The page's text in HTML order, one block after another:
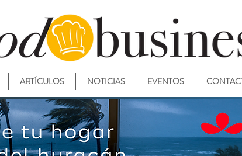
ARTÍCULOS NOTICIAS EVENTOS